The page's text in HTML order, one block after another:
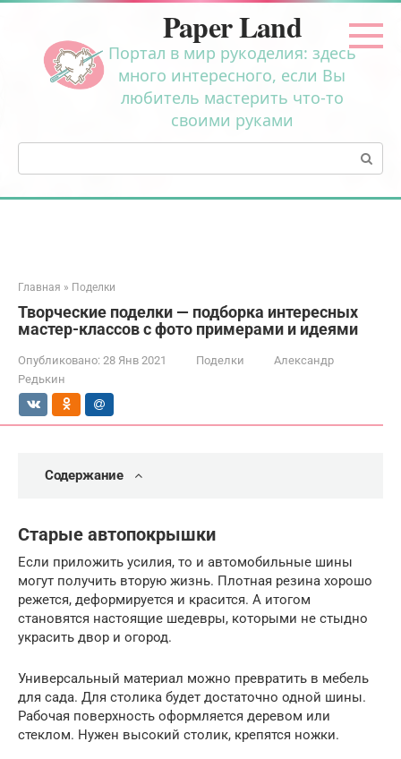
Перейти
контенту
Paper Land
Портал в мир рукоделия: здесь
много интересного, если Вы
любитель мастерить что-то
своими руками
Поиск:
Главная » Поделки
Творческие поделки — подборка интересных
мастер-классов с фото примерами и идеями
Опубликовано: 28 Янв 2021 Поделки
Александр
Редькин
Содержание
Старые автопокрышки
Если приложить усилия, то и автомобильные шины
могут получить вторую жизнь. Плотная резина хорошо
режется, деформируется и красится. А итогом
становятся настоящие шедевры, которыми не стыдно
украсить двор и огород.
Универсальный материал можно превратить в мебель
для сада. Для столика будет достаточно одной шины.
Рабочая поверхность оформляется деревом или
стеклом. Нужен высокий столик, крепятся ножки.